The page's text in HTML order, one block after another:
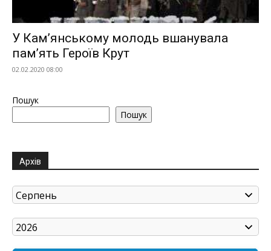
У Кам’янському молодь вшанувала
пам’ять Героїв Крут
02.02.2020 08:00
Пошук
Пошук
Архів